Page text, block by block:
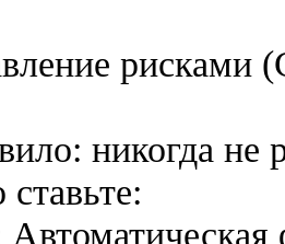
рисками
никогда не